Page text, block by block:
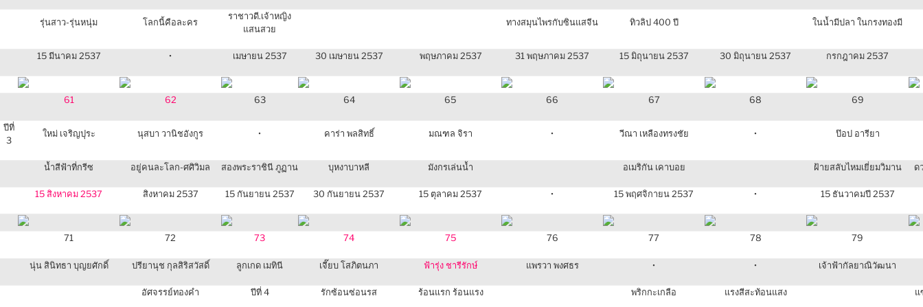
รุ่นสาว-รุ่นหนุ่ม โลกนี้คือละคร
ราชาวดี.เจ้าหญิง
แสนสวย
ทางสมุนไพรกับซินแสจีน ทิวลิป 400 ปี ในน้ำมีปลา ในกรงทองมี
15 มีนาคม 2537 • เมษายน 2537 30 เมษายน 2537 พฤษภาคม 2537 31 พฤษภาคม 2537 15 มิถุนายน 2537 30 มิถุนายน 2537 กรกฎาคม 2537
61 62 63 64 65 66 67 68 69
ปีที่
3
ใหม่ เจริญปุระ นุสบา วานิชอังกูร • คาร่า พลสิทธิ์ มณฑล จิรา • วีณา เหลืองทรงชัย • ป๊อป อารียา
น้ำสีฟ้าที่กรีซ อยู่คนละโลก-ศศิวิมล สองพระราชินี ภูฏาน บุหงาบาหลี มังกรเล่นน้ำ อเมริกัน เคาบอย ฝ้ายสลับไหมเยี่ยมวิมาน ด
15 สิงหาคม 2537 สิงหาคม 2537 15 กันยายน 2537 30 กันยายน 2537 15 ตุลาคม 2537 • 15 พฤศจิกายน 2537 • 15 ธันวาคมปี 2537
71 72 73 74 75 76 77 78 79
นุ่น สินิทธา บุญยศักดิ์ ปรียานุช กุลสิริสวัสดิ์ ลูกเกด เมทินี เจี๊ยบ โสภิตนภา ฟ้ารุ่ง ชารีรักษ์ แพรวา พงศธร • • เจ้าฟ้ากัลยาณิวัฒนา
อัศจรรย์ทองคำ ปีที่ 4 รักซ้อนซ่อนรส ร้อนแรก ร้อนแรง พริกกะเกลือ แรงสีสะท้อนแสง แ